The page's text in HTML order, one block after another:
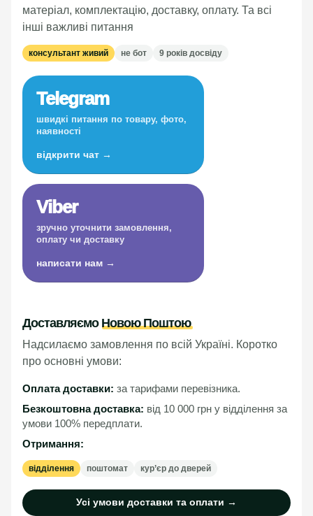
матеріал, комплектацію, доставку, оплату. Та всі
інші важливі питання
консультант живий не бот 9 років досвіду
Telegram
швидкі питання по товару, фото,
наявності
відкрити чат →
Viber
зручно уточнити замовлення,
оплату чи доставку
написати нам →
Доставляємо Новою Поштою
Надсилаємо замовлення по всій Україні. Коротко
про основні умови:
Оплата доставки: за тарифами перевізника.
Безкоштовна доставка: від 10 000 грн у відділення за
умови 100% передплати.
Отримання:
відділення поштомат кур’єр до дверей
Усі умови доставки та оплати →